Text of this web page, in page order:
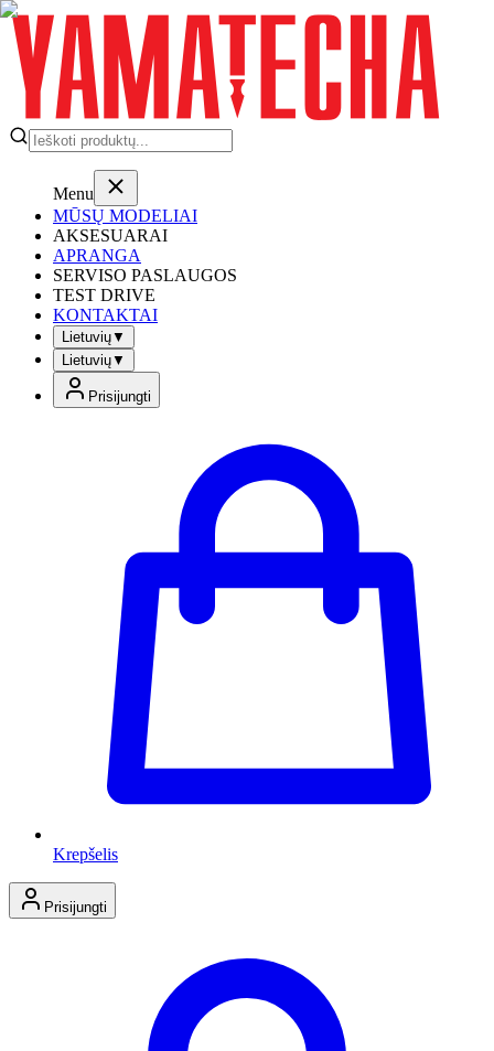
Menu
MŪSŲ MODELIAI
AKSESUARAI
APRANGA
SERVISO PASLAUGOS
TEST DRIVE
KONTAKTAI
Lietuvių▼
Lietuvių▼
Prisijungti
Krepšelis
Prisijungti